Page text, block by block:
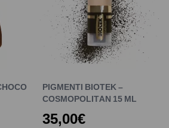
PIGMENTI BIOTEK –
COSMOPOLITAN 15 ML
35,00€